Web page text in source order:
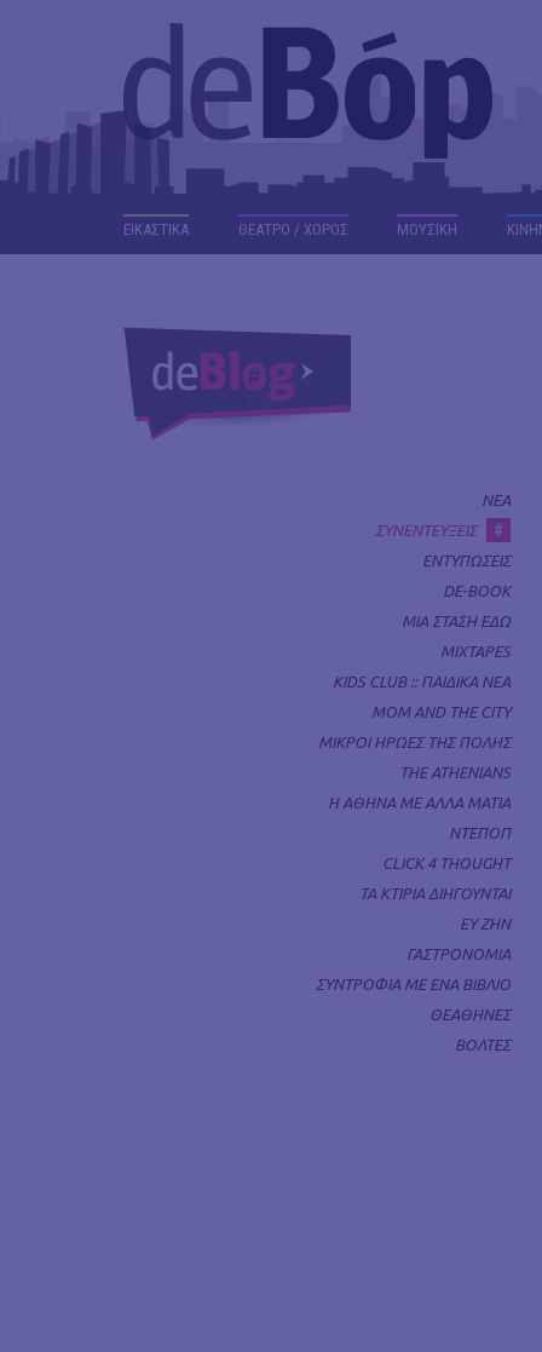
ΕΙΚΑΣΤΙΚΑ ΘΕΑΤΡΟ / ΧΟΡΟΣ ΜΟΥΣΙΚΗ
ΝΕΑ
ΣΥΝΕΝΤΕΥΞΕΙΣ
#
ΕΝΤΥΠΩΣΕΙΣ
DE-BOOK
ΜΙΑ ΣΤΑΣΗ ΕΔΩ
MIXTAPES
KIDS CLUB :: ΠΑΙΔΙΚΑ ΝΕΑ
MOM AND THE CITY
ΜΙΚΡΟΙ ΗΡΩΕΣ ΤΗΣ ΠΟΛΗΣ
THE ATHENIANS
Η ΑΘΗΝΑ ΜΕ ΑΛΛΑ ΜΑΤΙΑ
ΝΤΕΠΟΠ
CLICK 4 THOUGHT
ΤΑ ΚΤΙΡΙΑ ΔΙΗΓΟΥΝΤΑΙ
ΕΥ ΖΗΝ
ΓΑΣΤΡΟΝΟΜΙΑ
ΣΥΝΤΡΟΦΙΑ ΜΕ ΕΝΑ ΒΙΒΛΙΟ
ΘΕΑΘΗΝΕΣ
ΒΟΛΤΕΣ